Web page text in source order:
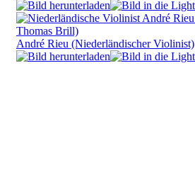
André Rieu (Niederländischer Violinist)